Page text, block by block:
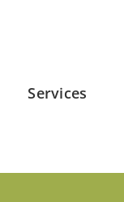
Services